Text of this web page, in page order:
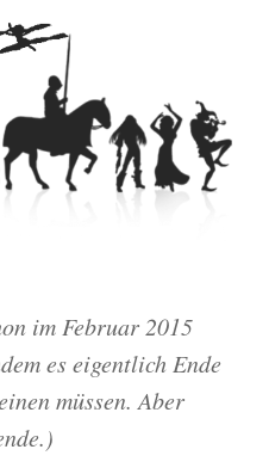
im Februar 2015
es eigentlich Ende
müssen. Aber